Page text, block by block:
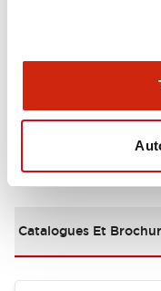
Mounting and
Documents et
Catalogues Et